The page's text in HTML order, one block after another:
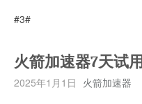
#3#
火箭加速器7天试用
2025年1月1日 火箭加速器